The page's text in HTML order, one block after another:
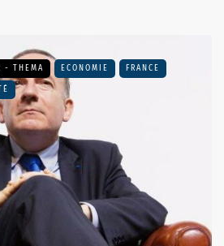
- THEMA ECONOMIE FRANCE